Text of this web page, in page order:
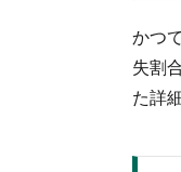
かつ
失割
た詳